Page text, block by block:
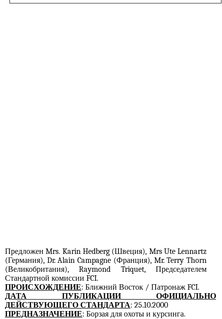
Предложен Mrs. Karin Hedberg (Швеция), Mrs Ute Lennartz
(Германия), Dr. Alain Campagne (Франция), Mr. Terry Thorn
(Великобритания), Raymond Triquet, Председателем
Стандартной комиссии FCI.
ПРОИСХОЖДЕНИЕ: Ближний Восток / Патронаж FCI.
ДАТА ПУБЛИКАЦИИ ОФИЦИАЛЬНО
ДЕЙСТВУЮЩЕГО СТАНДАРТА: 25.10.2000
ПРЕДНАЗНАЧЕНИЕ: Борзая для охоты и курсинга.